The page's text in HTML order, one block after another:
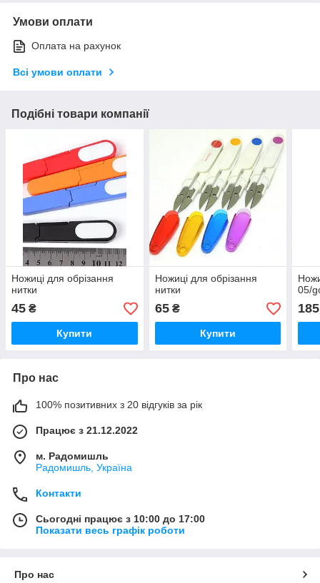
Умови оплати
Оплата на рахунок
Всі умови оплати
Подібні товари компанії
Ножиці для обрізання
нитки
45 ₴
Купити
Ножиці для обрізання
нитки
65₴
Купити
05/
185
Про нас
100% позитивних з 20 відгуків за рік
Працює з 21.12.2022
м. Радомишль
Радомишль, Україна
Контакти
Сьогодні працює з 10:00 до 17:00
Показати весь графік роботи
Про нас